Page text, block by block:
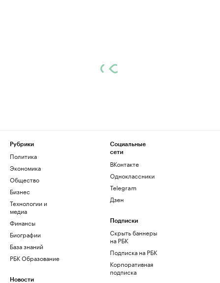
Рубрики
Политика
Экономика
Общество
Бизнес
Технологии и
медиа
Финансы
Биографии
База знаний
РБК Образование
Новости
Социальные
сети
ВКонтакте
Одноклассники
Telegram
Дзен
Подписки
Скрыть баннеры
на РБК
Подписка на РБК
Корпоративная
подписка